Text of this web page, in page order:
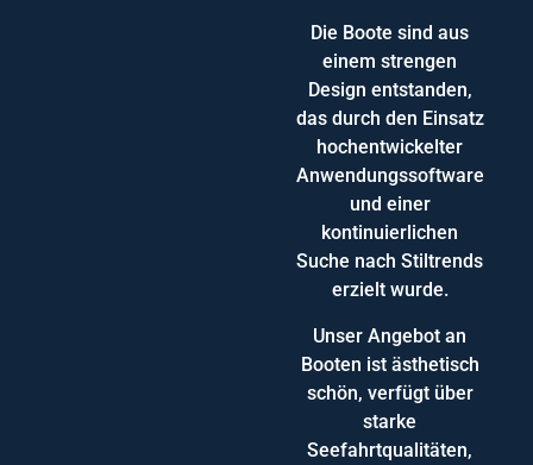
Die Boote sind aus
einem strengen
Design entstanden,
das durch den Einsatz
hochentwickelter
Anwendungssoftware
und einer
kontinuierlichen
Suche nach Stiltrends
erzielt wurde.
Unser Angebot an
Booten ist ästhetisch
schön, verfügt über
starke
Seefahrtqualitäten,